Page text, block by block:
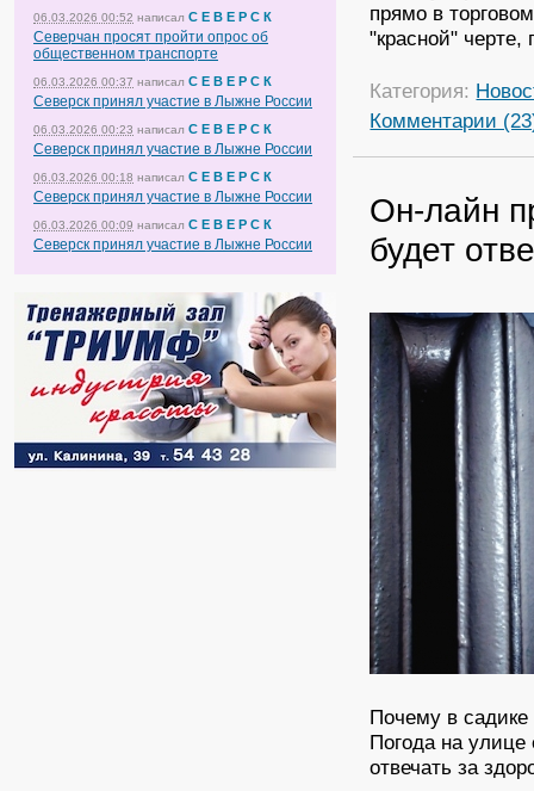
06.03.2026 00:52 написал С Е В Е Р С К
Северчан просят пройти опрос об
общественном транспорте
06.03.2026 00:37 написал С Е В Е Р С К
Северск принял участие в Лыжне России
06.03.2026 00:23 написал С Е В Е Р С К
Северск принял участие в Лыжне России
06.03.2026 00:18 написал С Е В Е Р С К
Северск принял участие в Лыжне России
06.03.2026 00:09 написал С Е В Е Р С К
Северск принял участие в Лыжне России
прямо в
"красной" черте,
Категория:
Комментарии
Он-лайн
будет
Почему в
Погода на улице
отвечать за